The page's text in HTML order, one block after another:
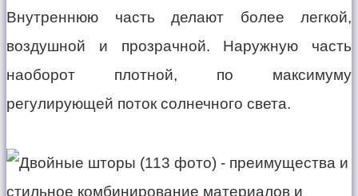
Внутреннюю часть делают более легкой,
воздушной и прозрачной. Наружную часть
наоборот плотной, по максимуму
регулирующей поток солнечного света.